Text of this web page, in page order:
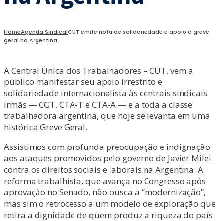
HomeAgenda SindicalCUT emite nota de solidariedade e apoio à greve
geral na Argentina
A Central Única dos Trabalhadores – CUT, vem a
público manifestar seu apoio irrestrito e
solidariedade internacionalista às centrais sindicais
irmãs — CGT, CTA-T e CTA-A — e a toda a classe
trabalhadora argentina, que hoje se levanta em uma
histórica Greve Geral.
Assistimos com profunda preocupação e indignação
aos ataques promovidos pelo governo de Javier Milei
contra os direitos sociais e laborais na Argentina. A
reforma trabalhista, que avança no Congresso após
aprovação no Senado, não busca a “modernização”,
mas sim o retrocesso a um modelo de exploração que
retira a dignidade de quem produz a riqueza do país.